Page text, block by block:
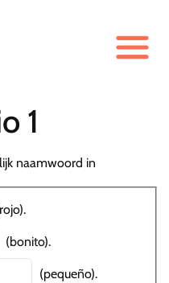
1
naamwoord in
(bonito).
(pequeño).